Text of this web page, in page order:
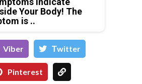
Your Body! The
is ..
Viber Тwitter
Pinterest